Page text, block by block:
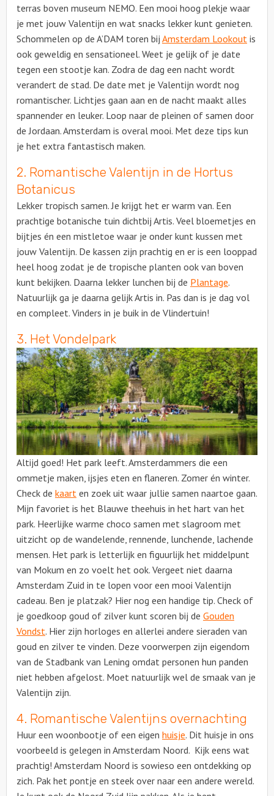
terras boven museum NEMO. Een mooi hoog plekje waar
je met jouw Valentijn en wat snacks lekker kunt genieten.
Schommelen op de A’DAM toren bij Amsterdam Lookout is
ook geweldig en sensationeel. Weet je gelijk of je date
tegen een stootje kan. Zodra de dag een nacht wordt
verandert de stad. De date met je Valentijn wordt nog
romantischer. Lichtjes gaan aan en de nacht maakt alles
spannender en leuker. Loop naar de pleinen of samen door
de Jordaan. Amsterdam is overal mooi. Met deze tips kun
je het extra fantastisch maken.
2. Romantische Valentijn in de Hortus
Botanicus
Lekker tropisch samen. Je krijgt het er warm van. Een
prachtige botanische tuin dichtbij Artis. Veel bloemetjes en
bijtjes én een mistletoe waar je onder kunt kussen met
jouw Valentijn. De kassen zijn prachtig en er is een looppad
heel hoog zodat je de tropische planten ook van boven
kunt bekijken. Daarna lekker lunchen bij de Plantage.
Natuurlijk ga je daarna gelijk Artis in. Pas dan is je dag vol
en compleet. Vinders in je buik in de Vlindertuin!
3. Het Vondelpark
Altijd goed! Het park leeft. Amsterdammers die een
ommetje maken, ijsjes eten en flaneren. Zomer én winter.
Check de kaart en zoek uit waar jullie samen naartoe gaan.
Mijn favoriet is het Blauwe theehuis in het hart van het
park. Heerlijke warme choco samen met slagroom met
uitzicht op de wandelende, rennende, lunchende, lachende
mensen. Het park is letterlijk en figuurlijk het middelpunt
van Mokum en zo voelt het ook. Vergeet niet daarna
Amsterdam Zuid in te lopen voor een mooi Valentijn
cadeau. Ben je platzak? Hier nog een handige tip. Check of
je goedkoop goud of zilver kunt scoren bij de Gouden
Vondst. Hier zijn horloges en allerlei andere sieraden van
goud en zilver te vinden. Deze voorwerpen zijn eigendom
van de Stadbank van Lening omdat personen hun panden
niet hebben afgelost. Moet natuurlijk wel de smaak van je
Valentijn zijn.
4. Romantische Valentijns overnachting
Huur een woonbootje of een eigen huisje. Dit huisje in ons
voorbeeld is gelegen in Amsterdam Noord. Kijk eens wat
prachtig! Amsterdam Noord is sowieso een ontdekking op
zich. Pak het pontje en steek over naar een andere wereld.